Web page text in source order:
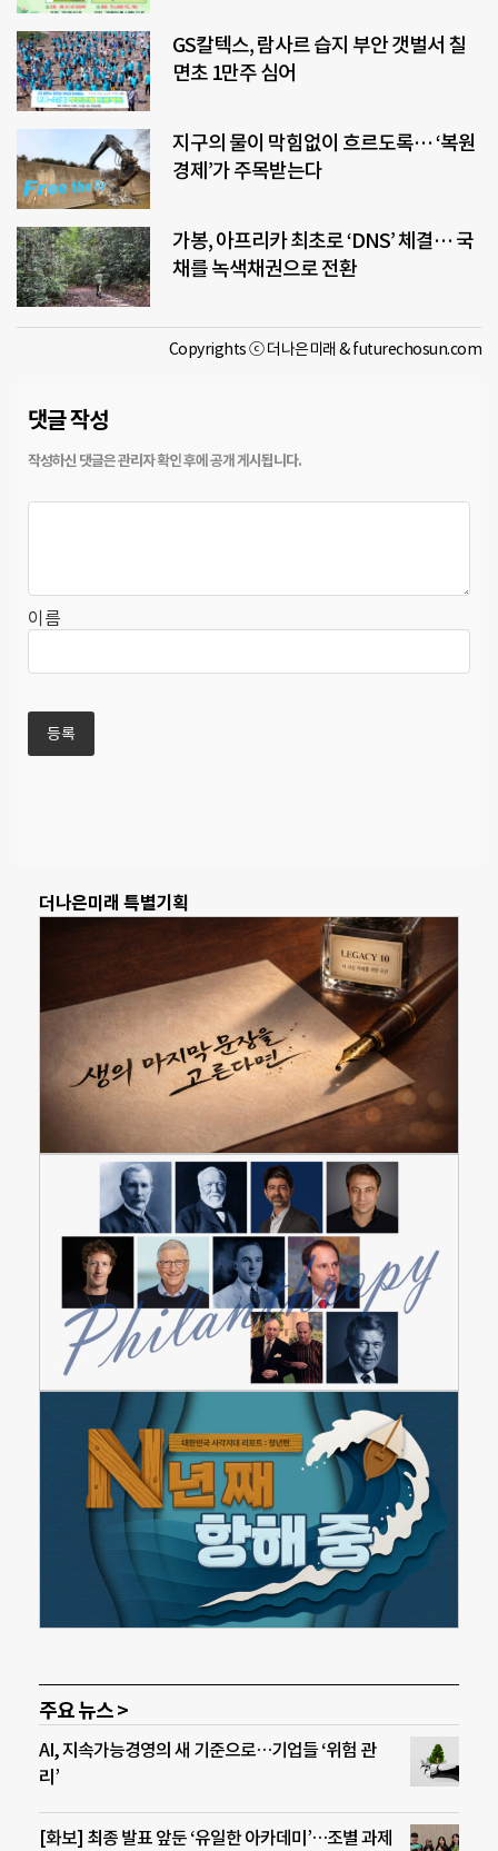
GS칼텍스, 람사르 습지 부안 갯벌서 칠
면초 1만주 심어
지구의 물이 막힘없이 흐르도록… ‘복원
경제’가 주목받는다
가봉, 아프리카 최초로 ‘DNS’ 체결… 국
채를 녹색채권으로 전환
Copyrights ⓒ 더나은미래 & futurechosun.com
댓글 작성
이름
더나은미래 특별기획
주요 뉴스 >
AI, 지속가능경영의 새 기준으로…기업들 ‘위험 관
리’
[화보] 최종 발표 앞둔 ‘유일한 아카데미’…조별 과제